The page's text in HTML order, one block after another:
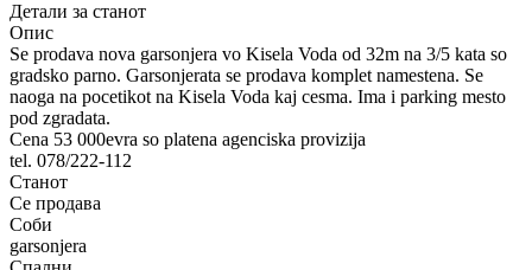
Детали за станот
Опис
Se prodava nova garsonjera vo Kisela Voda od 32m na 3/5 kata so
gradsko parno. Garsonjerata se prodava komplet namestena. Se
naoga na pocetikot na Kisela Voda kaj cesma. Ima i parking mesto
pod zgradata.
Cena 53 000evra so platena agenciska provizija
tel. 078/222-112
Станот
Се продава
Соби
garsonjera